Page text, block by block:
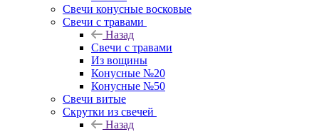
Свечи конусные восковые
Свечи с травами
Назад
Свечи с травами
Из вощины
Конусные №20
Конусные №50
Свечи витые
Скрутки из свечей
Назад